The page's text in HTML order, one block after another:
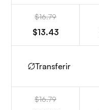
$16.79
$13.43
Transferir
$16.79